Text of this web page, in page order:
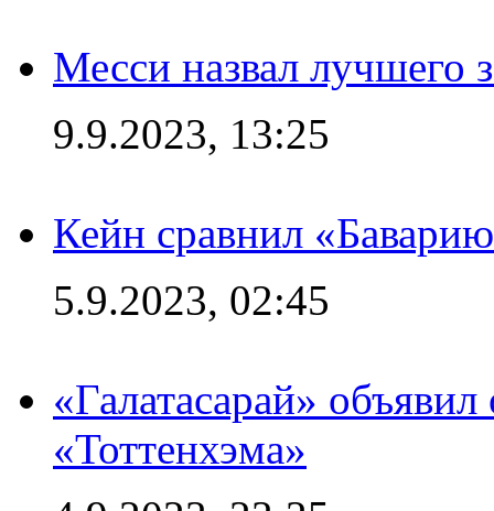
Месси назвал лучшего
9.9.2023, 13:25
Кейн сравнил
5.9.2023, 02:45
«Галатасарай»
«Тоттенхэма»